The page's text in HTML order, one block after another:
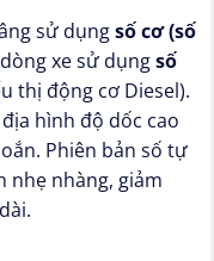
sử dụngsố cơ (số
xe sử dụngsố
thị động cơ Diesel).
hình độ dốc cao
Phiên bản số tự
nhẹ nhàng, giảm